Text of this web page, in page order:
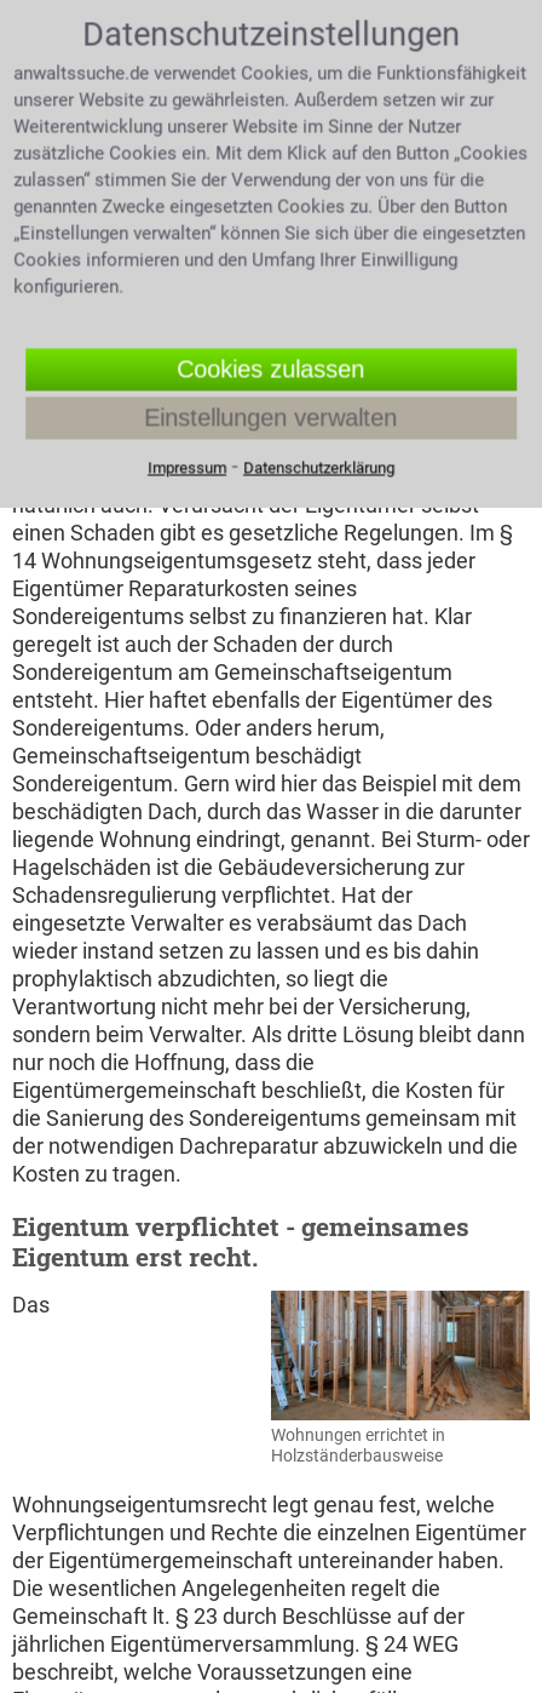
Haftung und Kosten bei Schäden
tropfender Wasserhahn
Bereits während der
Bauzeit können Mängel
am Bauprojekt
entstehen.
Selbstverständlich
haftet ein Architekt oder
Ingenieur genauso wie
jeder Handwerker und Baustofflieferant für seine
einen Materialfehler nachweisen, oder wurde es
falsch bestellt? Je komplizierter der Fall, desto länger
dauert die Klärung. Hier muss dann auch auf
Verjährungsfristen geachtet werden. Spätere Mängel,
also nach Bezug des Sondereigentums, gibt es
natürlich auch. Verursacht der Eigentümer selbst
einen Schaden gibt es gesetzliche Regelungen. Im §
14 Wohnungseigentumsgesetz steht, dass jeder
Eigentümer Reparaturkosten seines
Sondereigentums selbst zu finanzieren hat. Klar
geregelt ist auch der Schaden der durch
Sondereigentum am Gemeinschaftseigentum
entsteht. Hier haftet ebenfalls der Eigentümer des
Sondereigentums. Oder anders herum,
Gemeinschaftseigentum beschädigt
Sondereigentum. Gern wird hier das Beispiel mit dem
beschädigten Dach, durch das Wasser in die darunter
liegende Wohnung eindringt, genannt. Bei Sturm- oder
Hagelschäden ist die Gebäudeversicherung zur
Schadensregulierung verpflichtet. Hat der
eingesetzte Verwalter es verabsäumt das Dach
wieder instand setzen zu lassen und es bis dahin
prophylaktisch abzudichten, so liegt die
Verantwortung nicht mehr bei der Versicherung,
sondern beim Verwalter. Als dritte Lösung bleibt dann
nur noch die Hoffnung, dass die
Eigentümergemeinschaft beschließt, die Kosten für
die Sanierung des Sondereigentums gemeinsam mit
der notwendigen Dachreparatur abzuwickeln und die
Kosten zu tragen.
Eigentum verpflichtet - gemeinsames
Eigentum erst recht.
Wohnungen errichtet in
Holzständerbausweise
Das
Wohnungseigentumsrecht legt genau fest, welche
Verpflichtungen und Rechte die einzelnen Eigentümer
der Eigentümergemeinschaft untereinander haben.
Die wesentlichen Angelegenheiten regelt die
Gemeinschaft lt. § 23 durch Beschlüsse auf der
jährlichen Eigentümerversammlung. § 24 WEG
beschreibt, welche Voraussetzungen eine
Datenschutzeinstellungen
anwaltssuche.de verwendet Cookies, um die Funktionsfähigkeit
unserer Website zu gewährleisten. Außerdem setzen wir zur
Weiterentwicklung unserer Website im Sinne der Nutzer
zusätzliche Cookies ein. Mit dem Klick auf den Button „Cookies
zulassen“ stimmen Sie der Verwendung der von uns für die
genannten Zwecke eingesetzten Cookies zu. Über den Button
„Einstellungen verwalten“ können Sie sich über die eingesetzten
Cookies informieren und den Umfang Ihrer Einwilligung
konfigurieren.
Cookies zulassen
Einstellungen verwalten
Impressum⁃ Datenschutzerklärung